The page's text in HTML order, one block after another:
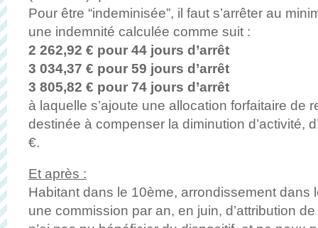
Pour être “indeminisée”, il faut s’arrêter au
une indemnité calculée comme suit :
2 262,92 € pour 44 jours d’arrêt
3 034,37 € pour 59 jours d’arrêt
3 805,82 € pour 74 jours d’arrêt
à laquelle s’ajoute une allocation forfaitaire de
destinée à compenser la diminution d’activité,
€.
Et après :
Habitant dans le 10ème, arrondissement dans
une commission par an, en juin, d’attribution